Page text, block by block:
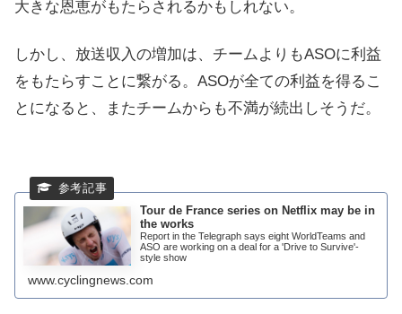
大きな恩恵がもたらされるかもしれない。
しかし、放送収入の増加は、チームよりもASOに利益
をもたらすことに繋がる。ASOが全ての利益を得るこ
とになると、またチームからも不満が続出しそうだ。
Tour de France series on Netflix may be in
the works
Report in the Telegraph says eight WorldTeams and
ASO are working on a deal for a 'Drive to Survive'-
style show
www.cyclingnews.com